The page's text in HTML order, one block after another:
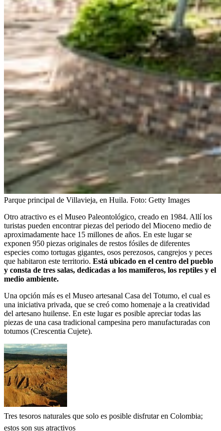
Parque principal de Villavieja, en Huila. Foto: Getty Images
Otro atractivo es el Museo Paleontológico, creado en 1984. Allí los
turistas pueden encontrar piezas del periodo del Mioceno medio de
aproximadamente hace 15 millones de años. En este lugar se
exponen 950 piezas originales de restos fósiles de diferentes
especies como tortugas gigantes, osos perezosos, cangrejos y peces
que habitaron este territorio. Está ubicado en el centro del pueblo
y consta de tres salas, dedicadas a los mamíferos, los reptiles y el
medio ambiente.
Una opción más es el Museo artesanal Casa del Totumo, el cual es
una iniciativa privada, que se creó como homenaje a la creatividad
del artesano huilense. En este lugar es posible apreciar todas las
piezas de una casa tradicional campesina pero manufacturadas con
totumos (Crescentia Cujete).
Tres tesoros naturales que solo es posible disfrutar en Colombia;
estos son sus atractivos